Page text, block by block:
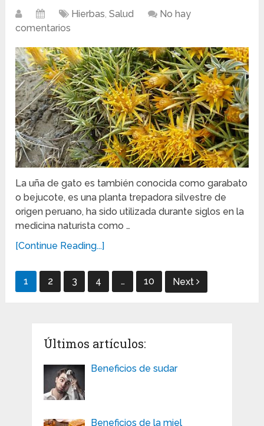
Hierbas,Salud
No hay
comentarios
La uña de gato es también conocida como garabato
o bejucote, es una planta trepadora silvestre de
origen peruano, ha sido utilizada durante siglos en la
medicina naturista como …
[Continue Reading...]
Navegación
1 2 3 4 … 10 Next
Últimos artículos:
Beneficios de sudar
Beneficios de la miel